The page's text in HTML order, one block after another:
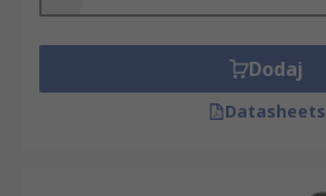
Dodaj
Datasheets